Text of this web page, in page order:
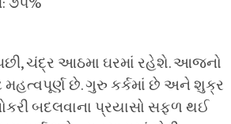
ચંદ્ર આઠમા ઘરમાં રહેશે. આજનો
મહત્વપૂર્ણ છે. ગુરુ કર્કમાં છે અને શુક્ર
બદલવાના પ્રયાસો સફળ થઈ